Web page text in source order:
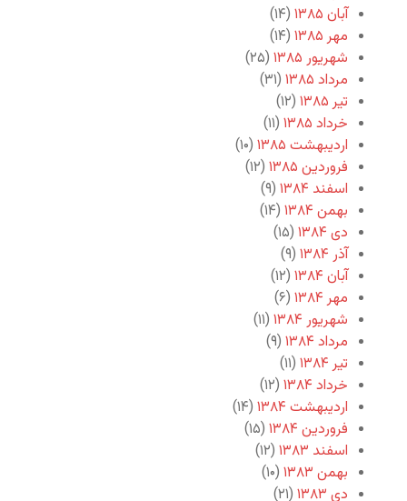
آبان ۱۳۸۵
(۱۴)
مهر ۱۳۸۵
(۱۴)
شهریور ۱۳۸۵
(۲۵)
مرداد ۱۳۸۵
(۳۱)
تیر ۱۳۸۵
(۱۲)
خرداد ۱۳۸۵
(۱۱)
اردیبهشت ۱۳۸۵
(۱۰)
فروردین ۱۳۸۵
(۱۲)
اسفند ۱۳۸۴
(۹)
بهمن ۱۳۸۴
(۱۴)
دی ۱۳۸۴
(۱۵)
آذر ۱۳۸۴
(۹)
آبان ۱۳۸۴
(۱۲)
مهر ۱۳۸۴
(۶)
شهریور ۱۳۸۴
(۱۱)
مرداد ۱۳۸۴
(۹)
تیر ۱۳۸۴
(۱۱)
خرداد ۱۳۸۴
(۱۲)
اردیبهشت ۱۳۸۴
(۱۴)
فروردین ۱۳۸۴
(۱۵)
اسفند ۱۳۸۳
(۱۲)
بهمن ۱۳۸۳
(۱۰)
دی ۱۳۸۳
(۲۱)